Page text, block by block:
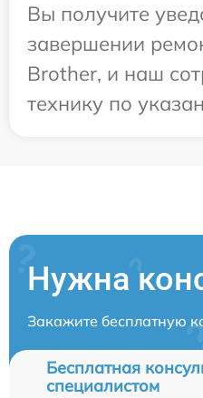
Вы получите
завершении
Brother, и наш
технику по
Нужна
Закажите бесплатную
Бесплатная
специалистом